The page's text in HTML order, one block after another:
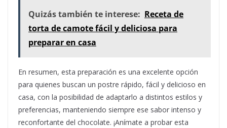
Quizás también te interese: Receta de
torta de camote fácil y deliciosa para
preparar en casa
En resumen, esta preparación es una excelente opción
para quienes buscan un postre rápido, fácil y delicioso en
casa, con la posibilidad de adaptarlo a distintos estilos y
preferencias, manteniendo siempre ese sabor intenso y
reconfortante del chocolate. ¡Anímate a probar esta